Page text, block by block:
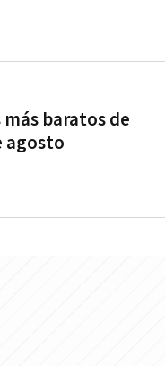
baratos de
agosto